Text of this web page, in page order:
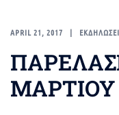
APRIL 21, 2017
ΜΑΡΤΙΟΥ